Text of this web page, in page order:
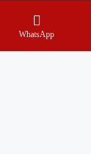
WhatsApp
анкера
материалы